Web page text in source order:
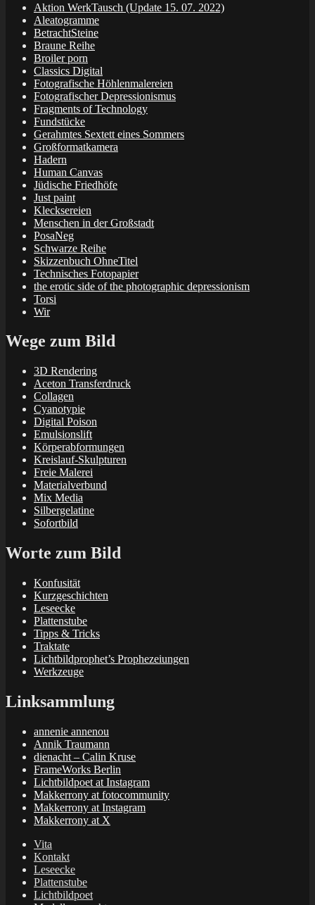
Aktion WerkTausch (Update 15. 07. 2022)
Aleatogramme
BetrachtSteine
Braune Reihe
Broiler porn
Classics Digital
Fotografische Höhlenmalereien
Fotografischer Depressionismus
Fragments of Technology
Fundstücke
Gerahmtes Sextett eines Sommers
Großformatkamera
Hadern
Human Canvas
Jüdische Friedhöfe
Just paint
Klecksereien
Menschen in der Großstadt
PosaNeg
Schwarze Reihe
Skizzenbuch OhneTitel
Technisches Fotopapier
the erotic side of the photographic depressionism
Torsi
Wir
Wege zum Bild
3D Rendering
Aceton Transferdruck
Collagen
Cyanotypie
Digital Poison
Emulsionslift
Körperabformungen
Kreislauf-Skulpturen
Freie Malerei
Materialverbund
Mix Media
Silbergelatine
Sofortbild
Worte zum Bild
Konfusität
Kurzgeschichten
Leseecke
Plattenstube
Tipps & Tricks
Traktate
Lichtbildprophet’s Prophezeiungen
Werkzeuge
Linksammlung
annenie annenou
Annik Traumann
dienacht – Calin Kruse
FrameWorks Berlin
Lichtbildpoet at Instagram
Makkerrony at fotocommunity
Makkerrony at Instagram
Makkerrony at X
Vita
Kontakt
Leseecke
Plattenstube
Lichtbildpoet